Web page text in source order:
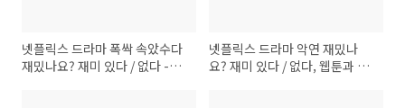
넷플릭스 드라마 폭싹 속았수다
재밌나요? 재미 있다 / 없다 -
넷플릭스 드라마 악연 재밌나
요? 재미 있다 / 없다, 웹툰과 차